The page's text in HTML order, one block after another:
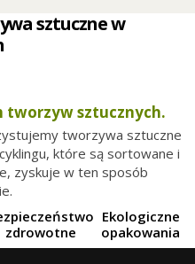
sztuczne w
tworzyw sztucznych.
tworzywa sztuczne
które są sortowane i
zyskuje w ten sposób
zdrowotne
Ekologiczne
opakowania